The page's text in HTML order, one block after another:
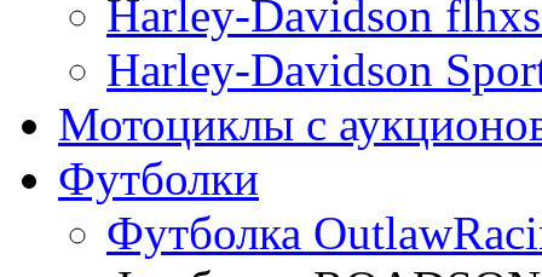
Harley-Davidson
Harley-Davidson
Мотоциклы с
Футболки
Футболка